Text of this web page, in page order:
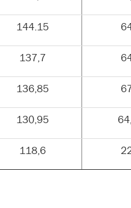
144.15
137,7
136,85
130,95
118,6